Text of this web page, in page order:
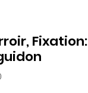
Fixation: